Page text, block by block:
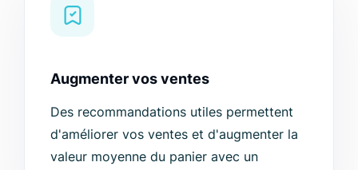
Augmenter vos ventes
Des recommandations utiles permettent
d'améliorer vos ventes et d'augmenter la
valeur moyenne du panier avec un